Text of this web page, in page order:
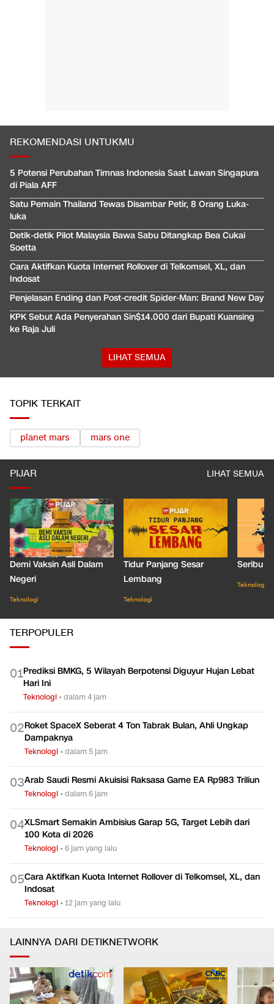
REKOMENDASI UNTUKMU
5 Potensi Perubahan Timnas Indonesia Saat Lawan Singapura
di Piala AFF
Satu Pemain Thailand Tewas Disambar Petir, 8 Orang Luka-
luka
Detik-detik Pilot Malaysia Bawa Sabu Ditangkap Bea Cukai
Soetta
Cara Aktifkan Kuota Internet Rollover di Telkomsel, XL, dan
Indosat
Penjelasan Ending dan Post-credit Spider-Man: Brand New Day
KPK Sebut Ada Penyerahan Sin$14.000 dari Bupati Kuansing
ke Raja Juli
LIHAT SEMUA
TOPIK TERKAIT
planet mars mars one
PIJAR LIHAT SEMUA
Demi Vaksin Asli Dalam
Negeri
Teknologi
Tidur Panjang Sesar
Lembang
Teknologi
Seribu
Teknologi
TERPOPULER
01Prediksi BMKG, 5 Wilayah Berpotensi Diguyur Hujan Lebat
Hari Ini
Teknologi •dalam 4 jam
02Roket SpaceX Seberat 4 Ton Tabrak Bulan, Ahli Ungkap
Dampaknya
Teknologi •dalam 5 jam
03Arab Saudi Resmi Akuisisi Raksasa Game EA Rp983 Triliun
Teknologi •dalam 6 jam
04XLSmart Semakin Ambisius Garap 5G, Target Lebih dari
100 Kota di 2026
Teknologi •6 jam yang lalu
05Cara Aktifkan Kuota Internet Rollover di Telkomsel, XL, dan
Indosat
Teknologi •12 jam yang lalu
LAINNYA DARI DETIKNETWORK